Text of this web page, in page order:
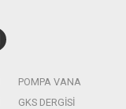
POMPA VANA
GKS DERGISI